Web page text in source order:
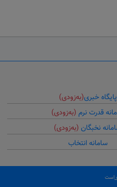
پایگاه خبری(به‌زودی)
قدرت نرم (به‌زودی)
نخبگان (به‌زودی)
سامانه انتخاب
است